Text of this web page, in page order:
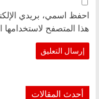
احفظ اسمي، بريدي
هذا المتصفح لاستخدامها
أحدث المقالات